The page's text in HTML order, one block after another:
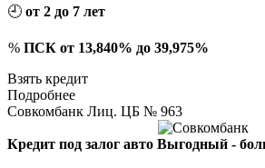
🕘 от 2 до 7 лет
% ПСК от 13,840% до 39,975%
Взять кредит
Подробнее
Совкомбанк Лиц. ЦБ № 963
Кредит под залог авто Выгодный -